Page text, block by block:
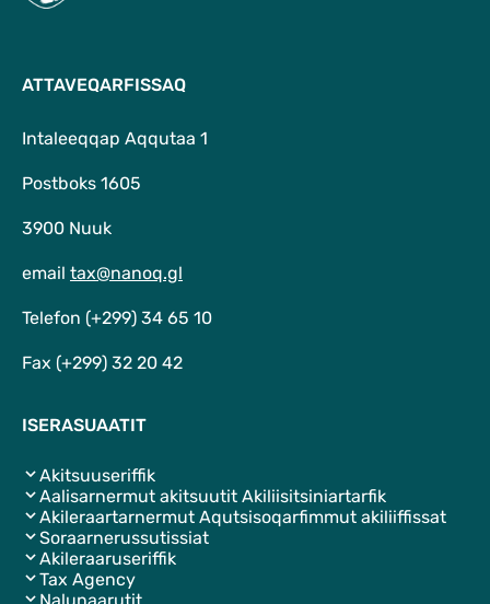
ATTAVEQARFISSAQ
Intaleeqqap Aqqutaa 1
Postboks 1605
3900 Nuuk
email tax@nanoq.gl
Telefon (+299) 34 65 10
Fax (+299) 32 20 42
ISERASUAATIT
Akitsuuseriffik
Aalisarnermut akitsuutit Akiliisitsiniartarfik
Akileraartarnermut Aqutsisoqarfimmut akiliiffissat
Soraarnerussutissiat
Akileraaruseriffik
Tax Agency